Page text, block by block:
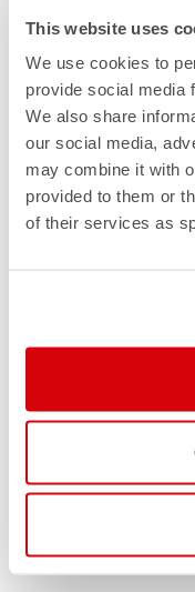
This website uses
We use cookies to
provide social media
We also share
our social media,
may combine it with
provided to them or
of their services as